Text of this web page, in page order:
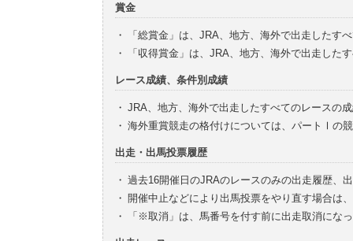
賞金
・
「総賞金」は、JRA、地方、海外で出走したす
・
「収得賞金」は、JRA、地方、海外で出走した
レース成績、条件別成績
・ JRA、地方、海外で出走したすべてのレースの
・ 海外重賞競走の格付けについては、パートⅠの
出走・出馬投票履歴
・ 過去16開催日のJRAのレースのみの出走履歴、
・ 開催中止などにより出馬投票をやり直す場合は
・
「※取消」は、馬番号を付す前に出走取消にな